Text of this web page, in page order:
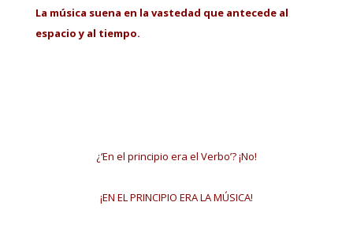
La música suena en la vastedad que antecede al
espacio y al tiempo.
¿‘En el principio era el Verbo’? ¡No!
¡EN EL PRINCIPIO ERA LA MÚSICA!